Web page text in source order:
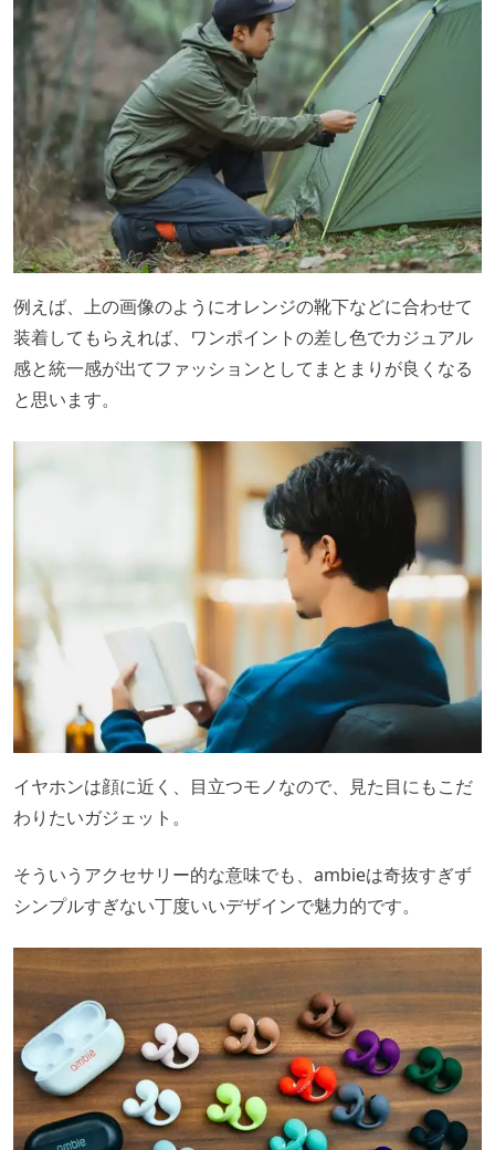
例えば、上の画像のようにオレンジの靴下などに合わせて
装着してもらえれば、ワンポイントの差し色でカジュアル
感と統一感が出てファッションとしてまとまりが良くなる
と思います。
イヤホンは顔に近く、目立つモノなので、見た目にもこだ
わりたいガジェット。
そういうアクセサリー的な意味でも、ambieは奇抜すぎず
シンプルすぎない丁度いいデザインで魅力的です。